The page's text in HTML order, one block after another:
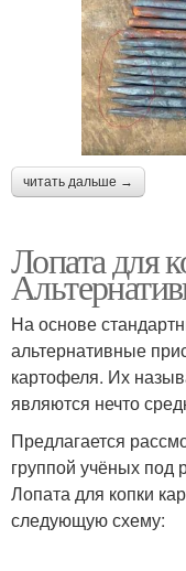
читать дальше →
Лопата для
На основе
альтернативные
картофеля. Их
являются нечто
Предлагается
группой учёных под
Лопата для копки
следующую схему: